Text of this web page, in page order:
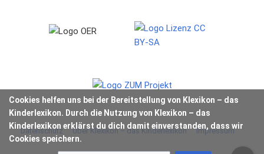
Cookies helfen uns bei der Bereitstellung von Klexikon – das
Kinderlexikon. Durch die Nutzung von Klexikon – das
Kinderlexikon erklärst du dich damit einverstanden, dass wir
Cookies speichern.
Datenschutz Über Klexikon – das Kinderlexikon Impressum